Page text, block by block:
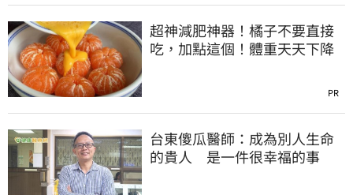
超神減肥神器！橘子不要直接
吃，加點這個！體重天天下降
PR
台東傻瓜醫師：成為別人生命
的貴人 是一件很幸福的事